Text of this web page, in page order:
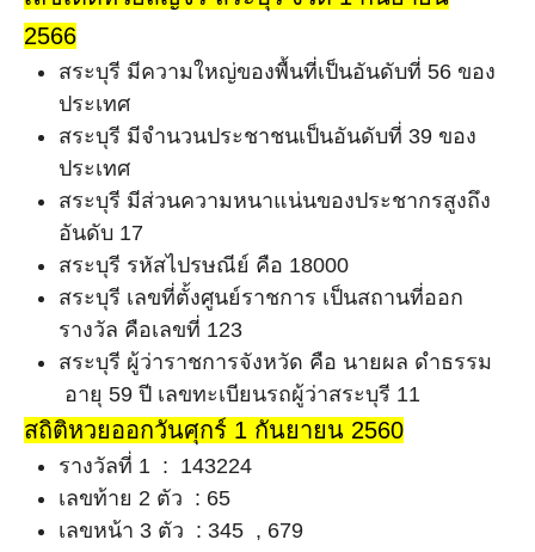
2566
สระบุรี มีความใหญ่ของพื้นที่เป็นอันดับที่ 56 ของ
ประเทศ
สระบุรี มีจำนวนประชาชนเป็นอันดับที่ 39 ของ
ประเทศ
สระบุรี มีส่วนความหนาแน่นของประชากรสูงถึง
อันดับ 17
สระบุรี รหัสไปรษณีย์ คือ 18000
สระบุรี เลขที่ตั้งศูนย์ราชการ เป็นสถานที่ออก
รางวัล คือเลขที่ 123
สระบุรี ผู้ว่าราชการจังหวัด คือ นายผล ดำธรรม
อายุ 59 ปี เลขทะเบียนรถผู้ว่าสระบุรี 11
สถิติหวยออกวันศุกร์ 1 กันยายน 2560
รางวัลที่ 1 : 143224
เลขท้าย 2 ตัว : 65
เลขหน้า 3 ตัว : 345 , 679